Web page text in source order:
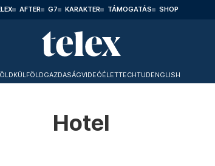
AFTER G7 KARAKTER TÁMOGATÁS SHOP
KÜLFÖLDGAZDASÁGVIDEÓÉLETTECHTUDENGLISH
Hotel